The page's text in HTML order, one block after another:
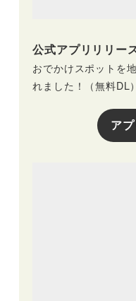
公式アプリリリー
おでかけスポットを
れました！（無料DL）
ア